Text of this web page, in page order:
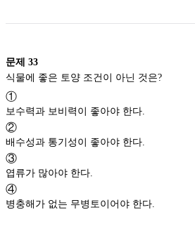
문제 33
①
보수력과 보비력이 좋아야 한다.
②
배수성과 통기성이 좋아야 한다.
③
엽류가 많아야 한다.
④
병충해가 없는 무병토이어야 한다.